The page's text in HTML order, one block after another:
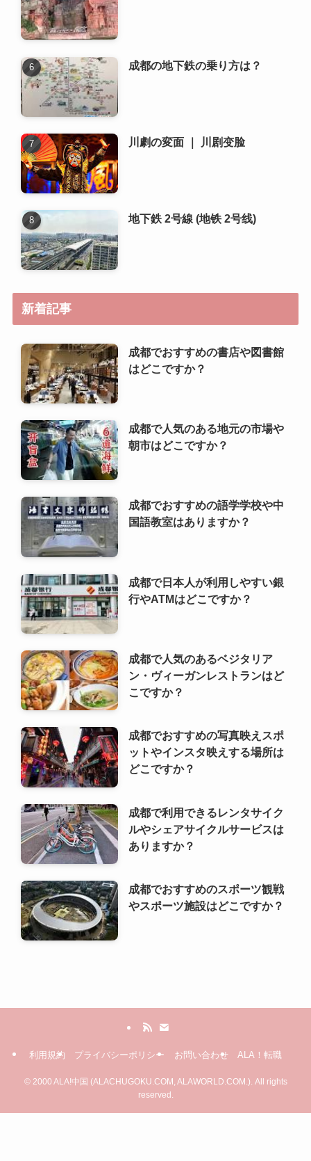
成都の地下鉄の乗り方は？
川劇の変面 ｜ 川剧变脸
地下鉄 2号線 (地铁 2号线)
新着記事
成都でおすすめの書店や図書館
はどこですか？
成都で人気のある地元の市場や
朝市はどこですか？
成都でおすすめの語学学校や中
国語教室はありますか？
成都で日本人が利用しやすい銀
行やATMはどこですか？
成都で人気のあるベジタリア
ン・ヴィーガンレストランはど
こですか？
成都でおすすめの写真映えスポ
ットやインスタ映えする場所は
どこですか？
成都で利用できるレンタサイク
ルやシェアサイクルサービスは
ありますか？
成都でおすすめのスポーツ観戦
やスポーツ施設はどこですか？
利用規約 プライバシーポリシー お問い合わせ ALA！転職
©2000 ALA!中国 (ALACHUGOKU.COM, ALAWORLD.COM.). All rights
reserved.